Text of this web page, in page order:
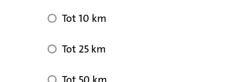
Tot 10 km
Tot 25 km